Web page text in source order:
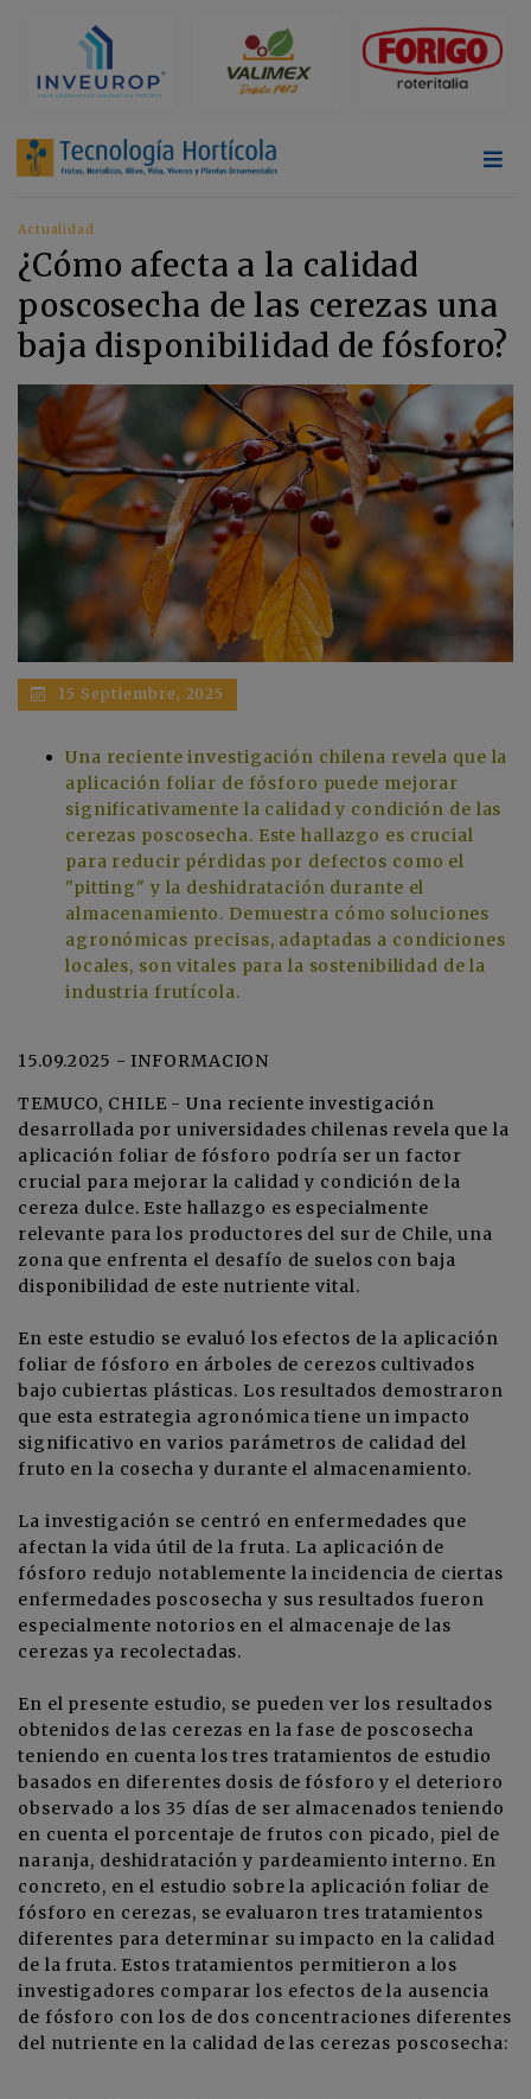
Actualidad
¿Cómo afecta a la calidad
poscosecha de las cerezas una
baja disponibilidad de fósforo?
15 Septiembre, 2025
Una reciente investigación chilena revela que la
aplicación foliar de fósforo puede mejorar
significativamente la calidad y condición de las
cerezas poscosecha. Este hallazgo es crucial
para reducir pérdidas por defectos como el
"pitting" y la deshidratación durante el
almacenamiento. Demuestra cómo soluciones
agronómicas precisas, adaptadas a condiciones
locales, son vitales para la sostenibilidad de la
industria frutícola.
15.09.2025 - INFORMACION
TEMUCO, CHILE - Una reciente investigación
desarrollada por universidades chilenas revela que la
aplicación foliar de fósforo podría ser un factor
crucial para mejorar la calidad y condición de la
cereza dulce. Este hallazgo es especialmente
relevante para los productores del sur de Chile, una
zona que enfrenta el desafío de suelos con baja
disponibilidad de este nutriente vital.
En este estudio se evaluó los efectos de la aplicación
foliar de fósforo en árboles de cerezos cultivados
bajo cubiertas plásticas. Los resultados demostraron
que esta estrategia agronómica tiene un impacto
significativo en varios parámetros de calidad del
fruto en la cosecha y durante el almacenamiento.
La investigación se centró en enfermedades que
afectan la vida útil de la fruta. La aplicación de
fósforo redujo notablemente la incidencia de ciertas
enfermedades poscosecha y sus resultados fueron
especialmente notorios en el almacenaje de las
cerezas ya recolectadas.
En el presente estudio, se pueden ver los resultados
obtenidos de las cerezas en la fase de poscosecha
teniendo en cuenta los tres tratamientos de estudio
basados en diferentes dosis de fósforo y el deterioro
observado a los 35 días de ser almacenados teniendo
en cuenta el porcentaje de frutos con picado, piel de
naranja, deshidratación y pardeamiento interno. En
concreto, en el estudio sobre la aplicación foliar de
fósforo en cerezas, se evaluaron tres tratamientos
diferentes para determinar su impacto en la calidad
de la fruta. Estos tratamientos permitieron a los
investigadores comparar los efectos de la ausencia
de fósforo con los de dos concentraciones diferentes
del nutriente en la calidad de las cerezas poscosecha: